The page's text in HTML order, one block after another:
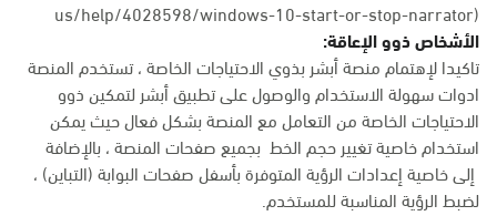
us/help/4028598/windows-10-start-or-stop-narrator)
الأشخاص ذوو الإعاقة:
تاكيدا لإهتمام منصة أبشر بذوي الاحتياجات الخاصة ، تستخدم المنصة
ادوات سهولة الاستخدام والوصول على تطبيق أبشر لتمكين ذوو
الاحتياجات الخاصة من التعامل مع المنصة بشكل فعال حيث يمكن
استخدام خاصية تغيير حجم الخط بجميع صفحات المنصة ، بالإضافة
إلى خاصية إعدادات الرؤية المتوفرة بأسفل صفحات البوابة (التباين) ،
لضبط الرؤية المناسبة للمستخدم.